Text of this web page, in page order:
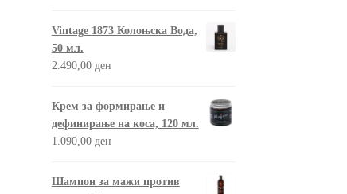
Vintage 1873 Колоњска Вода,
50 мл.
2.490,00 ден
Крем за формирање и
дефинирање на коса, 120 мл.
1.090,00 ден
Шампон за мажи против